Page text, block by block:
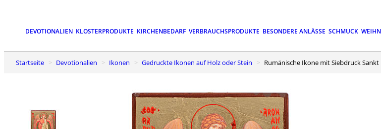
DEVOTIONALIEN KLOSTERPRODUKTE KIRCHENBEDARF VERBRAUCHSPRODUKTE BESONDERE ANLÄSSE SCHMUCK
Startseite Devotionalien Ikonen Gedruckte Ikonen auf Holz oder Stein Rumänische Ikone mit Siebdruck Sankt